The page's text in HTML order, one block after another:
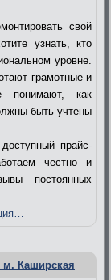
свой
узнать, кто
уровне.
грамотные и
понимают, как
быть учтены
прайс-
честно и
постоянных
м. Каширская